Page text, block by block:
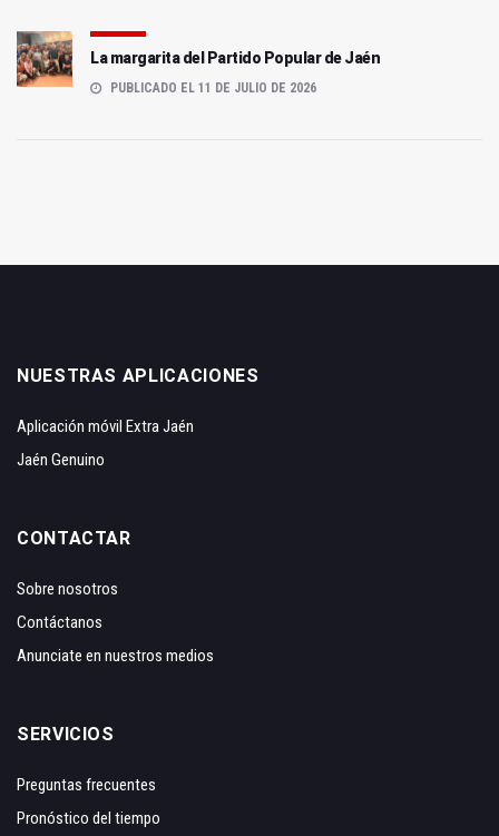
La margarita del Partido Popular de Jaén
PUBLICADO EL 11 DE JULIO DE 2026
NUESTRAS APLICACIONES
Aplicación móvil Extra Jaén
Jaén Genuino
CONTACTAR
Sobre nosotros
Contáctanos
Anunciate en nuestros medios
SERVICIOS
Preguntas frecuentes
Pronóstico del tiempo